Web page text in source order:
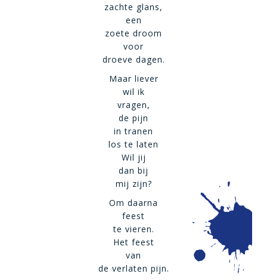
zachte glans,
een
zoete droom
voor
droeve dagen.
Maar liever
wil ik
vragen,
de pijn
in tranen
los te laten
Wil jij
dan bij
mij zijn?
Om daarna
feest
te vieren.
Het feest
van
de verlaten pijn.